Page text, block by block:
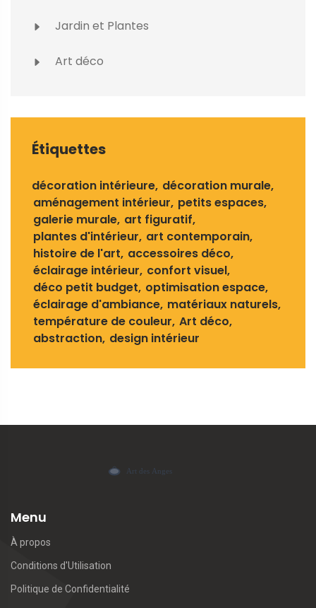
Jardin et Plantes
Art déco
Étiquettes
décoration intérieure décoration murale
aménagement intérieur petits espaces
galerie murale art figuratif
plantes d'intérieur art contemporain
histoire de l'art accessoires déco
éclairage intérieur confort visuel
déco petit budget optimisation espace
éclairage d'ambiance matériaux naturels
température de couleur Art déco
abstraction design intérieur
Menu
À propos
Conditions d'Utilisation
Politique de Confidentialité